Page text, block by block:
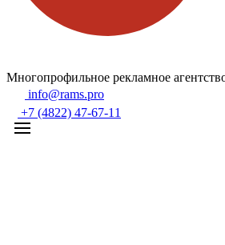
Многопрофильное рекламное
info@rams.pro
+7 (4822) 47-67-11